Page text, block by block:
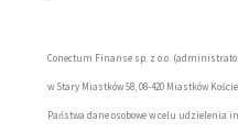
Conectum Finanse sp. z o.o.
w Stary Miastków 58, 08-420 Miastków
Państwa dane osobowe w celu udzielenia